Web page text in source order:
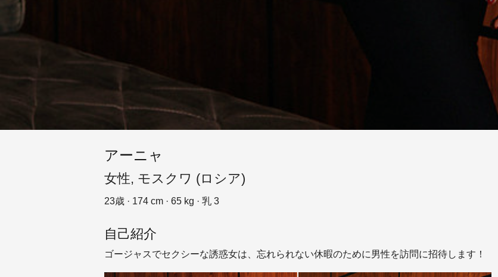
アーニャ
女性, モスクワ (ロシア)
23歳 · 174 cm · 65 kg · 乳 3
自己紹介
ゴージャスでセクシーな誘惑女は、忘れられない休暇のために男性を訪問に招待します！